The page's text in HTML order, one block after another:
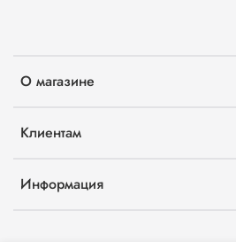
О магазине
Клиентам
Информация